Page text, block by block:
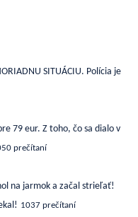
SITUÁCIU. Polícia je
79 eur. Z toho, čo sa dialo v
prečítaní
na jarmok a začal strieľať!
1037 prečítaní